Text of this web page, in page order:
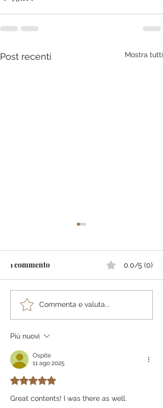
Post recenti Mostra tutti
TurISTI per IAso! Il
1°Podcast realizzato con
Intelligenza Artificiale
1 commento 0.0/5 (0)
Commenta e valuta...
Più nuovi
Ospite
11 ago 2025
Valutazione 5 stelle su 5.
Great contents! I was there as well.